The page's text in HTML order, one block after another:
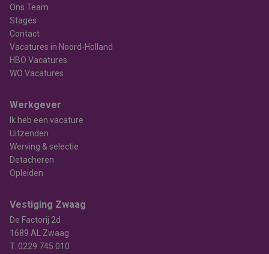
Ons Team
Stages
Contact
Vacatures in Noord-Holland
HBO Vacatures
WO Vacatures
Werkgever
Ik heb een vacature
Uitzenden
Werving & selectie
Detacheren
Opleiden
Vestiging Zwaag
De Factorij 2d
1689 AL Zwaag
T. 0229 745 010